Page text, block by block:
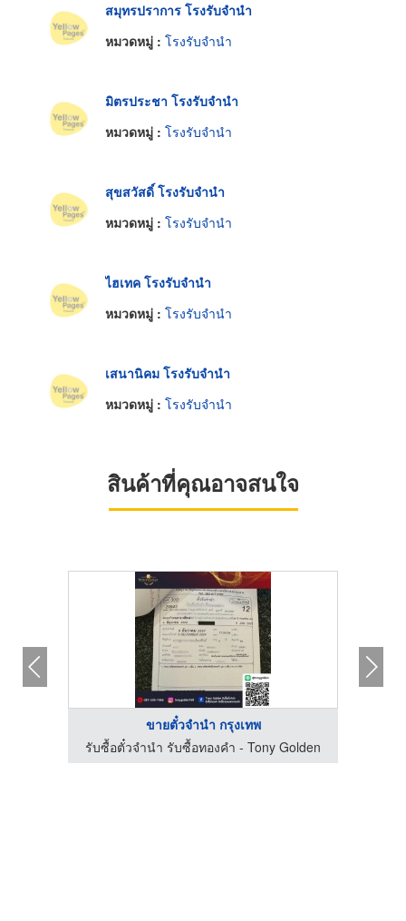
สมุทรปราการ โรงรับจำนำ
หมวดหมู่ : โรงรับจำนำ
มิตรประชา โรงรับจำนำ
หมวดหมู่ : โรงรับจำนำ
สุขสวัสดิ์ โรงรับจำนำ
หมวดหมู่ : โรงรับจำนำ
ไฮเทค โรงรับจำนำ
หมวดหมู่ : โรงรับจำนำ
เสนานิคม โรงรับจำนำ
หมวดหมู่ : โรงรับจำนำ
สินค้าที่คุณอาจสนใจ
ขายตั๋วจำนำ กรุงเทพ
รับซื้อตั๋วจำนำ รับซื้อทองคำ - Tony Golden